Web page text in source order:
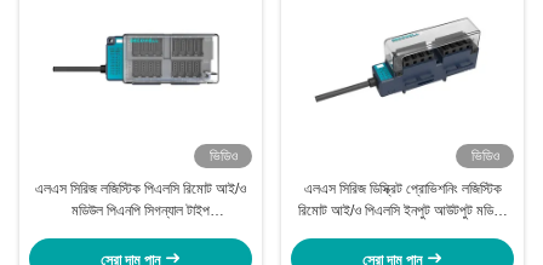
ভিডিও
এলএস সিরিজ লজিস্টিক পিএলসি রিমোট আই/ও
মডিউল পিএনপি সিগন্যাল টাইপ
সেরা দাম পান
ভিডিও
এলএস সিরিজ ডিস্ক্রিট প্রোভিশনিং লজিস্টিক
রিমোট আই/ও পিএলসি ইনপুট আউটপুট মডিউল
সেরা দাম পান